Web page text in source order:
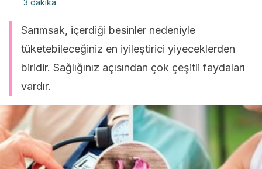
3 dakika
Sarımsak, içerdiği besinler nedeniyle
tüketebileceğiniz en iyileştirici yiyeceklerden
biridir. Sağlığınız açısından çok çeşitli faydaları
vardır.